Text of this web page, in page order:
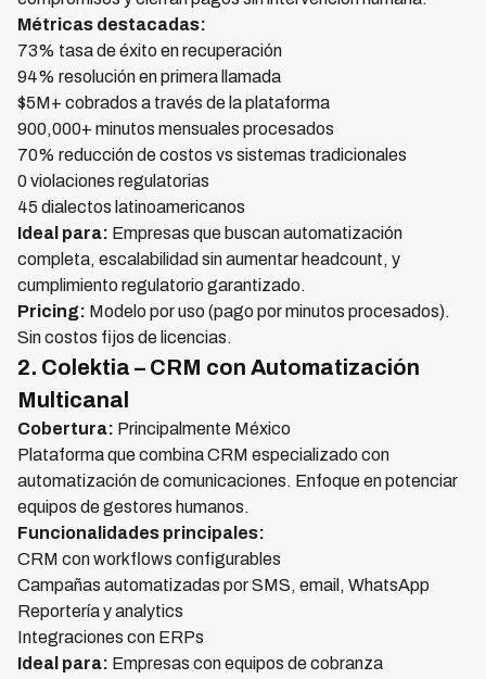
Métricas destacadas:
73% tasa de éxito en recuperación
94% resolución en primera llamada
$5M+ cobrados a través de la plataforma
900,000+ minutos mensuales procesados
70% reducción de costos vs sistemas tradicionales
0 violaciones regulatorias
45 dialectos latinoamericanos
Ideal para: Empresas que buscan automatización
completa, escalabilidad sin aumentar headcount, y
cumplimiento regulatorio garantizado.
Pricing: Modelo por uso (pago por minutos procesados).
Sin costos fijos de licencias.
2. Colektia – CRM con Automatización
Multicanal
Cobertura: Principalmente México
Plataforma que combina CRM especializado con
automatización de comunicaciones. Enfoque en potenciar
equipos de gestores humanos.
Funcionalidades principales:
CRM con workflows configurables
Campañas automatizadas por SMS, email, WhatsApp
Reportería y analytics
Integraciones con ERPs
Ideal para: Empresas con equipos de cobranza